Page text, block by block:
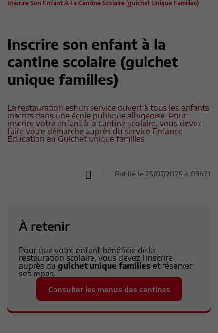
Inscrire Son Enfant À La Cantine Scolaire (guichet Unique Familles)
Inscrire son enfant à la
cantine scolaire (guichet
unique familles)
La restauration est un service ouvert à tous les enfants
inscrits dans une école publique albigeoise. Pour
inscrire votre enfant à la cantine scolaire, vous devez
faire votre démarche auprès du service Enfance
Éducation au Guichet unique familles.
Publié le 25/07/2025 à 09h21
À retenir
Pour que votre enfant bénéficie de la
restauration scolaire, vous devez l’inscrire
auprès du guichet unique familles et réserver
ses repas.
Consulter les menus des cantines